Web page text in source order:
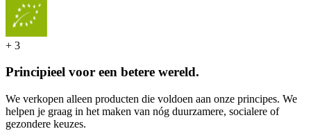
+ 3
Principieel voor een betere wereld.
We verkopen alleen producten die voldoen aan onze principes. We
helpen je graag in het maken van nóg duurzamere, socialere of
gezondere keuzes.